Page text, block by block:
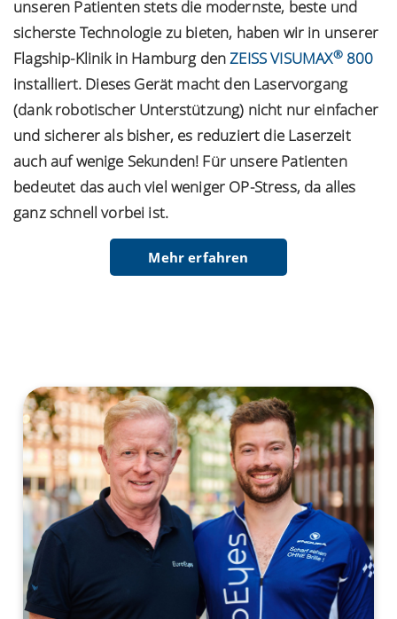
unseren Patienten stets die modernste, beste und
sicherste Technologie zu bieten, haben wir in unserer
Flagship-Klinik in Hamburg denZEISS VISUMAX®800
installiert. Dieses Gerät macht den Laservorgang
(dank robotischer Unterstützung) nicht nur einfacher
und sicherer als bisher, es reduziert die Laserzeit
auch auf wenige Sekunden! Für unsere Patienten
bedeutet das auch viel weniger OP-Stress, da alles
ganz schnell vorbei ist.
Mehr erfahren